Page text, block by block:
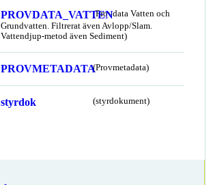
PROVDATA_VATTEN(Provdata Vatten och
Grundvatten. Filtrerat även Avlopp/Slam.
Vattendjup-metod även Sediment)
PROVMETADATA(Provmetadata)
styrdok (styrdokument)